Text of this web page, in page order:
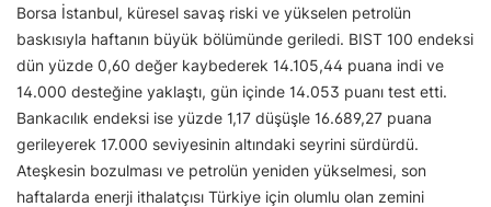
Borsa İstanbul, küresel savaş riski ve yükselen petrolün
baskısıyla haftanın büyük bölümünde geriledi. BIST 100 endeksi
dün yüzde 0,60 değer kaybederek 14.105,44 puana indi ve
14.000 desteğine yaklaştı, gün içinde 14.053 puanı test etti.
Bankacılık endeksi ise yüzde 1,17 düşüşle 16.689,27 puana
gerileyerek 17.000 seviyesinin altındaki seyrini sürdürdü.
Ateşkesin bozulması ve petrolün yeniden yükselmesi, son
haftalarda enerji ithalatçısı Türkiye için olumlu olan zemini